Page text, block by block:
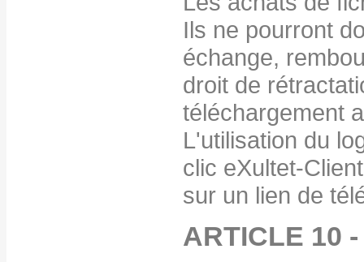
Ils ne pourront
échange,
droit de
téléchargement
L'utilisation du
clic eXultet-
sur un lien de
ARTICLE 10